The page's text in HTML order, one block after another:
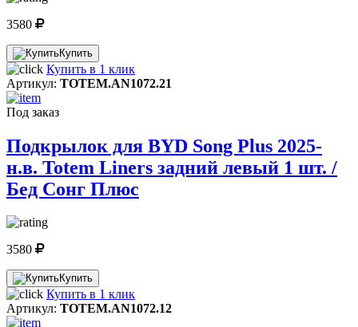
3580
Купить
Купить в 1 клик
Артикул: TOTEM.AN1072.21
Под заказ
Подкрылок для BYD Song Plus 2025-
н.в. Totem Liners задний левый 1 шт. /
Бед Сонг Плюс
3580
Купить
Купить в 1 клик
Артикул: TOTEM.AN1072.12